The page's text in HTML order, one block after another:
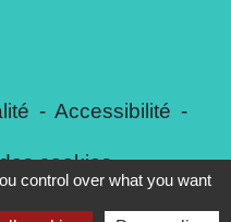
- Accessibilité -
cookies
control over what you want